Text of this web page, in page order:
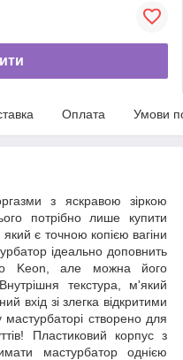
Оплата Умови
з яскравою зіркою
потрібно лише купити
є точною копією вагіни
ідеально доповнить
Keon, але можна його
текстура, м'який
вхід зі злегка відкритими
створено для
Пластиковий корпус з
мастурбатор однією